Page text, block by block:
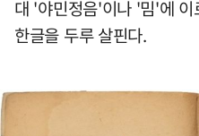
대 '야민정음'이나 '밈'에
한글을 두루 살핀다.